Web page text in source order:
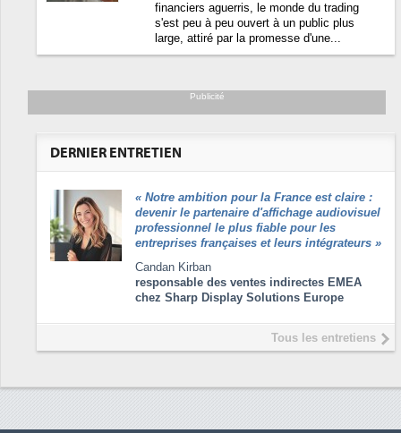
financiers aguerris, le monde du trading
s'est peu à peu ouvert à un public plus
large, attiré par la promesse d'une...
Publicité
DERNIER ENTRETIEN
« Notre ambition pour la France est claire :
devenir le partenaire d'affichage audiovisuel
professionnel le plus fiable pour les
entreprises françaises et leurs intégrateurs »
Candan Kirban
responsable des ventes indirectes EMEA
chez Sharp Display Solutions Europe
Tous les entretiens